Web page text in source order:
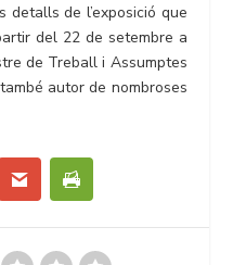
detalls de l’exposició que
del 22 de setembre a
de Treball i Assumptes
autor de nombroses